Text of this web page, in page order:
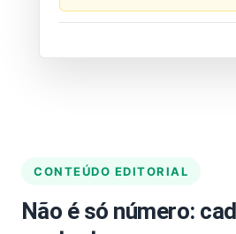
CONTEÚDO EDITORIAL
Não é só número: